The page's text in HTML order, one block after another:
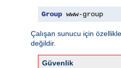
Group www-group
Çalışan sunucu için
değildir.
Güvenlik